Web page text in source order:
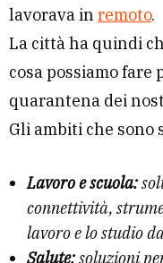
lavorava in remoto.
La città ha quindi
cosa possiamo
quarantena dei
Gli ambiti che
Lavoro e scuola:
connettività,
lavoro e lo studio
Salute:soluzioni